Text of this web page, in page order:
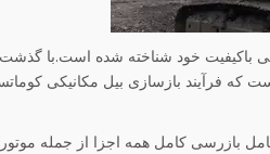
باکیفیت خود شناخته شده است.با گذشت
که فرآیند بازسازی بیل مکانیکی
بازرسی کامل همه اجزا از جمله